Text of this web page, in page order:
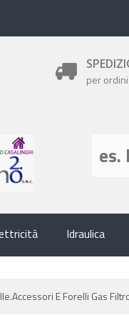
per
Idraulica
E Forelli Gas